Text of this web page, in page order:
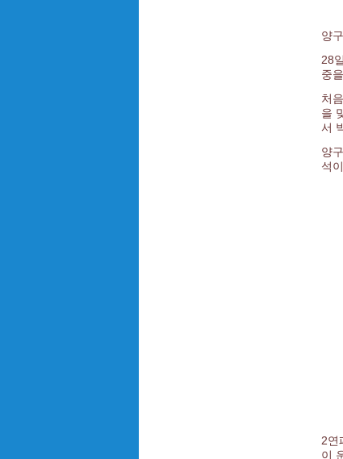
양
28
중
처
을
서
양
석
2연
이